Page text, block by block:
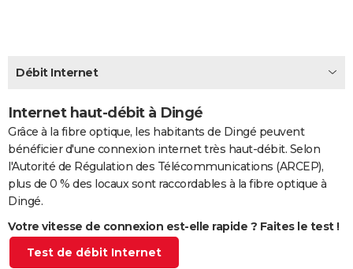
CARTE DE VOEUX
Carte de Noël
Carte Bonne année
Carte Saint-Valentin
Carte Pâques
Carte d'anniversaire
DICTIONNAIRE
PROGRAMME TV
COPAINS D'AVANT
S'inscrire
Se connecter
Lycées
Collèges
Primaires
Universités
Entreprises
Service militaire
Avis de recherche
Débit Internet
Internet haut-débit à Dingé
Grâce à la fibre optique, les habitants de Dingé peuvent
bénéficier d'une connexion internet très haut-débit. Selon
l'Autorité de Régulation des Télécommunications (ARCEP),
plus de 0 % des locaux sont raccordables à la fibre optique à
Dingé.
Votre vitesse de connexion est-elle rapide ? Faites le test !
Test de débit Internet